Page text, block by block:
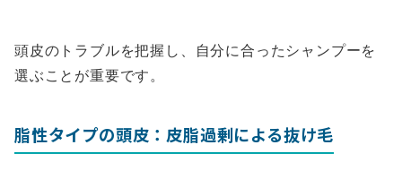
頭皮のトラブルを把握し、自分に合ったシャンプーを
選ぶことが重要です。
脂性タイプの頭皮：皮脂過剰による抜け毛